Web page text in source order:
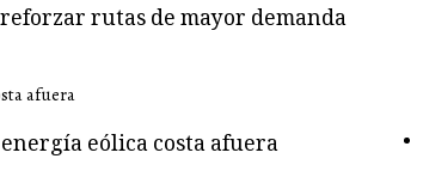
rutas de mayor demanda
eólica costa afuera